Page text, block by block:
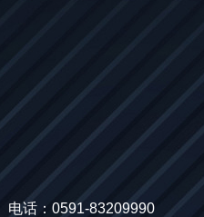
电话：0591-83209990